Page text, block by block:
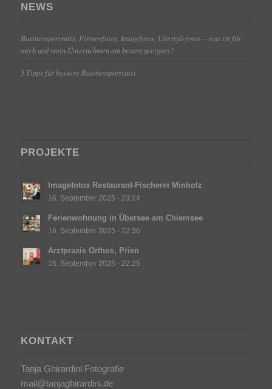
NEWS
Businessportraits, Firmenfotos, Imagefotos, Lifestylefotos – was ist für
mich und mein Unternehmen am besten geeignet?
5 Tipps für bessere Businessportraits
PROJEKTE
Imagefotos Restaurant-Fischerei Minholz
16. September 2025 - 23:14
Ferienwohnung in Übersee am Chiemsee
16. September 2025 - 22:36
Arztpraxis Orthos, Prien
16. September 2025 - 22:25
KONTAKT
Tanja Ghirardini Fotografie
mail@tanjaghirardini.de